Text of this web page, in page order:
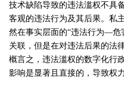
技术缺陷导致的违法滥权不具
客观的违法行为及其后果。私
然在事实层面的“违法行为—危
关联，但是在对违法后果的法
概言之，违法滥权的数字化行
影响是显著且直接的，导致权